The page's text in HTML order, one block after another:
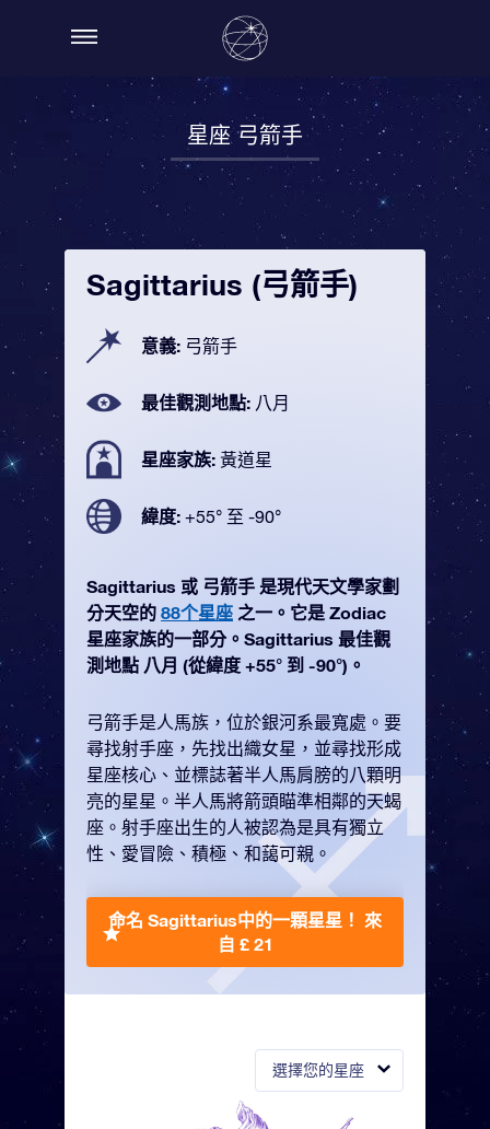
星座 弓箭手
選擇您的星座
Sagittarius (弓箭手)
意義: 弓箭手
最佳觀測地點: 八月
星座家族: 黃道星
緯度: +55° 至 -90°
Sagittarius 或 弓箭手 是現代天文學家劃
分天空的 88个星座 之一。它是 Zodiac
星座家族的一部分。Sagittarius 最佳觀
測地點 八月 (從緯度 +55° 到 -90°)。
弓箭手是人馬族，位於銀河系最寬處。要
尋找射手座，先找出織女星，並尋找形成
星座核心、並標誌著半人馬肩膀的八顆明
亮的星星。半人馬將箭頭瞄準相鄰的天蝎
座。射手座出生的人被認為是具有獨立
性、愛冒險、積極、和藹可親。
命名 Sagittarius中的一顆星星！ 來
自 £ 21